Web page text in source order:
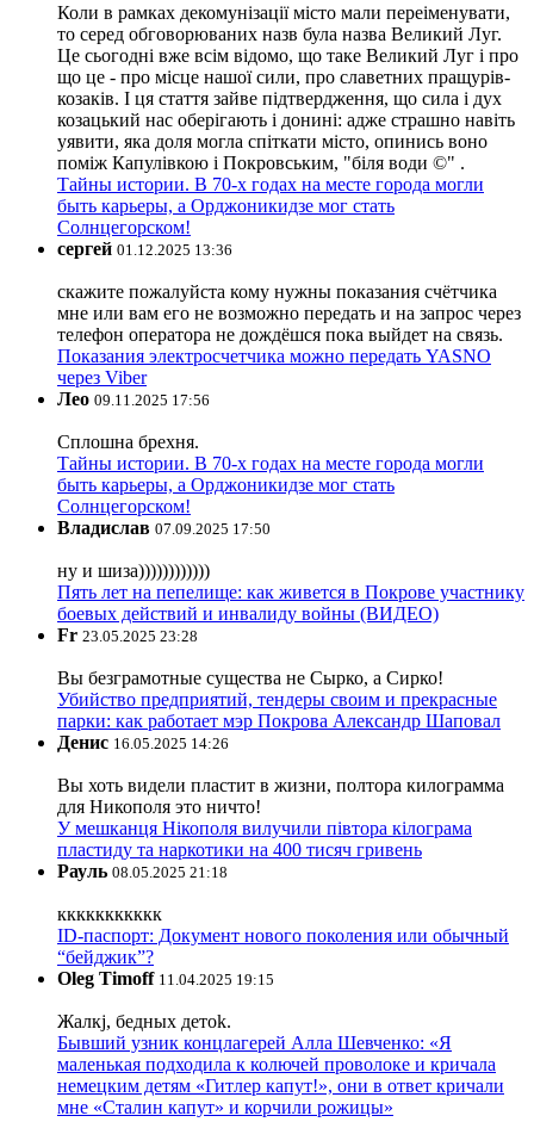
Коли в рамках декомунізації місто мали переіменувати,
то серед обговорюваних назв була назва Великий Луг.
Це сьогодні вже всім відомо, що таке Великий Луг і про
що це - про місце нашої сили, про славетних пращурів-
козаків. І ця стаття зайве підтвердження, що сила і дух
козацький нас оберігають і донині: адже страшно навіть
уявити, яка доля могла спіткати місто, опинись воно
поміж Капулівкою і Покровським, "біля води ©" .
Тайны истории. В 70-х годах на месте города могли
быть карьеры, а Орджоникидзе мог стать
Солнцегорском!
сергей 01.12.2025 13:36
скажите пожалуйста кому нужны показания счётчика
мне или вам его не возможно передать и на запрос через
телефон оператора не дождёшся пока выйдет на связь.
Показания электросчетчика можно передать YASNO
через Viber
Лео 09.11.2025 17:56
Сплошна брехня.
Тайны истории. В 70-х годах на месте города могли
быть карьеры, а Орджоникидзе мог стать
Солнцегорском!
Владислав 07.09.2025 17:50
ну и шиза))))))))))))
Пять лет на пепелище: как живется в Покрове участнику
боевых действий и инвалиду войны (ВИДЕО)
Fr 23.05.2025 23:28
Вы безграмотные существа не Сырко, а Сирко!
Убийство предприятий, тендеры своим и прекрасные
парки: как работает мэр Покрова Александр Шаповал
Денис 16.05.2025 14:26
Вы хоть видели пластит в жизни, полтора килограмма
для Никополя это ничто!
У мешканця Нікополя вилучили півтора кілограма
пластиду та наркотики на 400 тисяч гривень
Рауль 08.05.2025 21:18
ккккккккккк
ID-паспорт: Документ нового поколения или обычный
“бейджик”?
Oleg Timoff 11.04.2025 19:15
Жалкj, бедных детok.
Бывший узник концлагерей Алла Шевченко: «Я
маленькая подходила к колючей проволоке и кричала
немецким детям «Гитлер капут!», они в ответ кричали
мне «Сталин капут» и корчили рожицы»